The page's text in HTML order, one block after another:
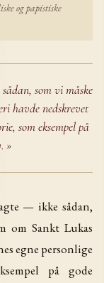
og papistiske
som vi måske
havde nedskrevet
som eksempel på
»
om Sankt Lukas
egne personlige
på gode